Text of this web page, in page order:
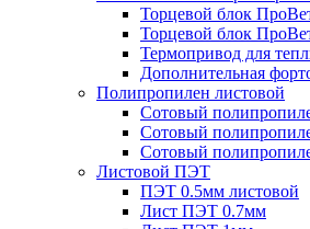
Торцевой блок
Торцевой блок
Термопривод для
Дополнительная
Полипропилен листовой
Сотовый
Сотовый
Сотовый
Листовой ПЭТ
ПЭТ 0.5мм листовой
Лист ПЭТ 0.7мм